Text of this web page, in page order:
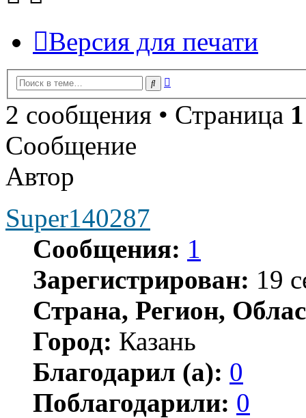
Версия для печати
Поиск
2 сообщения • Страница 1
Сообщение
Автор
Super140287
Сообщения: 1
Зарегистрирован: 19
Страна, Регион,
Город: Казань
Благодарил (а): 0
Поблагодарили: 0